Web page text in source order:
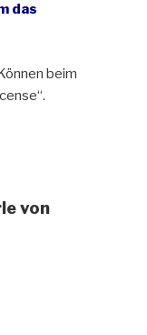
das
beim
von